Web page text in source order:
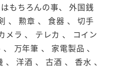
もちろんの事、 外国銭
、 勲章 、 食器 、 切手
メラ 、 テレカ 、 コイン
万年筆 、 家電製品 、
洋酒 、 古酒 、 香水 、